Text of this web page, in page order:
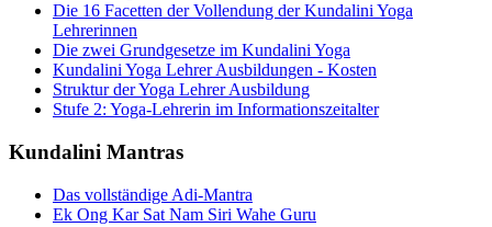
Die 16 Facetten der Vollendung der Kundalini Yoga
Lehrerinnen
Die zwei Grundgesetze im Kundalini Yoga
Kundalini Yoga Lehrer Ausbildungen - Kosten
Struktur der Yoga Lehrer Ausbildung
Stufe 2: Yoga-Lehrerin im Informationszeitalter
Kundalini Mantras
Das vollständige Adi-Mantra
Ek Ong Kar Sat Nam Siri Wahe Guru